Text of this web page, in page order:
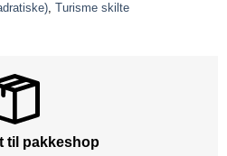
, Turisme skilte
til pakkeshop